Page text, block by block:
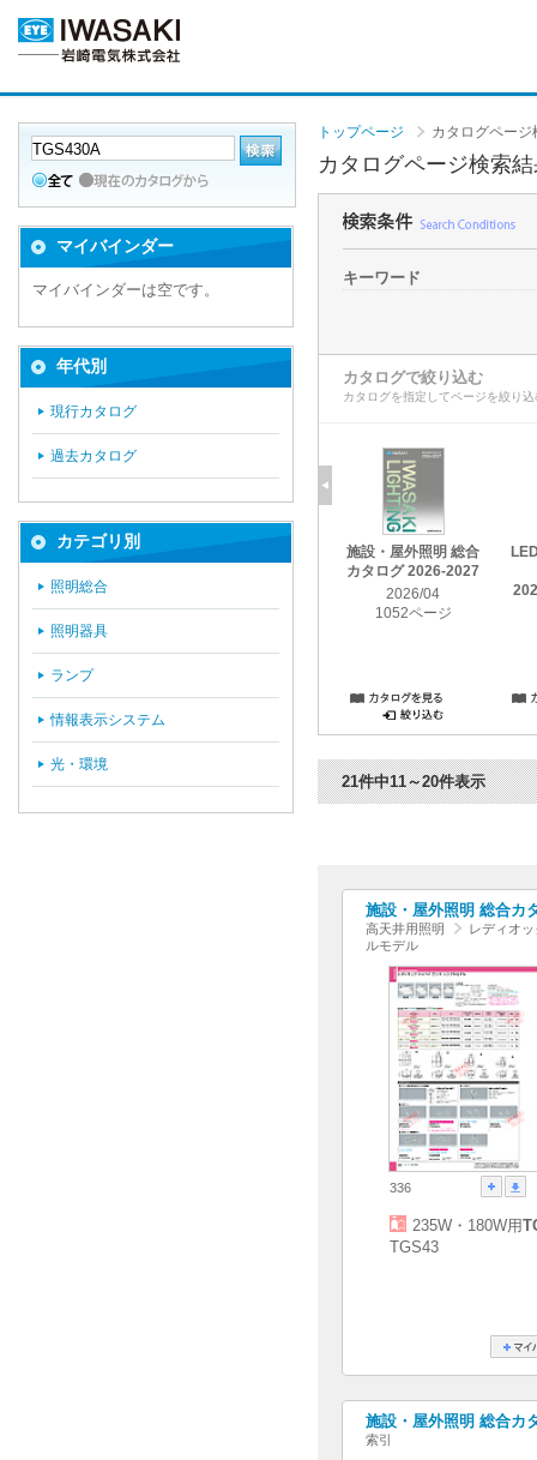
トップページ カタログページ
カタログページ検索
キーワード
カタログで絞り込む
カタログを指定してページを絞り
施設・屋外照明 総合
カタログ 2026-2027
2026/04
1052ページ
21件中11～20件表示
施設・屋外照明 総合カ
高天井用照明
レディオ
ルモデル
336
235W・180W用
TGS43
施設・屋外照明 総合カ
索引
マイバインダー
マイバインダーは空です。
年代別
現行カタログ
過去カタログ
カテゴリ別
照明総合
照明器具
ランプ
情報表示システム
光・環境